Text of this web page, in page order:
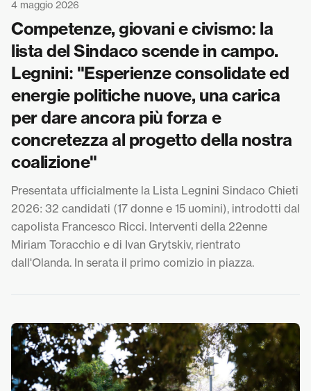
4 maggio 2026
Competenze, giovani e civismo: la
lista del Sindaco scende in campo.
Legnini: "Esperienze consolidate ed
energie politiche nuove, una carica
per dare ancora più forza e
concretezza al progetto della nostra
coalizione"
Presentata ufficialmente la Lista Legnini Sindaco Chieti
2026: 32 candidati (17 donne e 15 uomini), introdotti dal
capolista Francesco Ricci. Interventi della 22enne
Miriam Toracchio e di Ivan Grytskiv, rientrato
dall'Olanda. In serata il primo comizio in piazza.